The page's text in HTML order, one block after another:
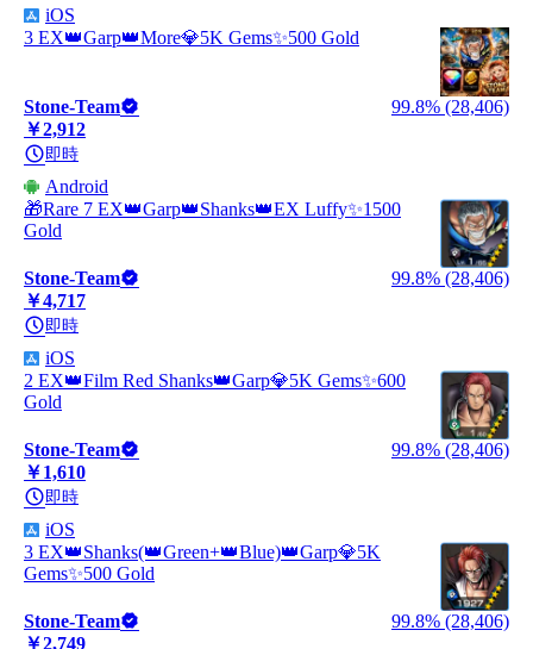
iOS
3 EX👑Garp👑More💎5K Gems✨500 Gold
Stone-Team
99.8% (28,406)
￥2,912
即時
Android
🎁Rare 7 EX👑Garp👑Shanks👑EX Luffy✨1500
Gold
Stone-Team
99.8% (28,406)
￥4,717
即時
iOS
2 EX👑Film Red Shanks👑Garp💎5K Gems✨600
Gold
Stone-Team
99.8% (28,406)
￥1,610
即時
iOS
3 EX👑Shanks(👑Green+👑Blue)👑Garp💎5K
Gems✨500 Gold
Stone-Team
99.8% (28,406)
￥2,749